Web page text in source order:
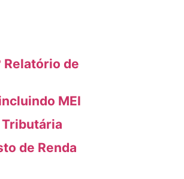
Relatório de
MEI
Tributária
de Renda